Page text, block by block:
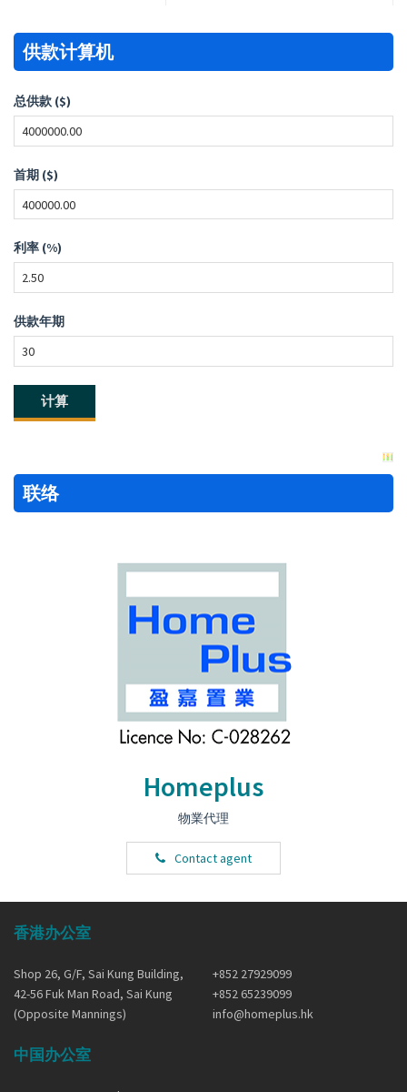
供款计算机
总供款 ($)
首期 ($)
利率 (%)
供款年期
联络
Homeplus
物業代理
Contact agent
香港办公室
Shop 26, G/F, Sai Kung Building,
42-56 Fuk Man Road, Sai Kung
(Opposite Mannings)
+852 27929099
+852 65239099
info@homeplus.hk
中国办公室